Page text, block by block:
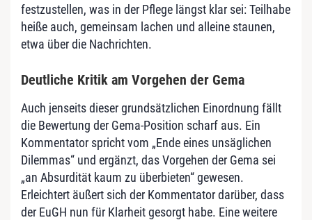
festzustellen, was in der Pflege längst klar sei: Teilhabe
heiße auch, gemeinsam lachen und alleine staunen,
etwa über die Nachrichten.
Deutliche Kritik am Vorgehen der Gema
Auch jenseits dieser grundsätzlichen Einordnung fällt
die Bewertung der Gema-Position scharf aus. Ein
Kommentator spricht vom „Ende eines unsäglichen
Dilemmas“ und ergänzt, das Vorgehen der Gema sei
„an Absurdität kaum zu überbieten“ gewesen.
Erleichtert äußert sich der Kommentator darüber, dass
der EuGH nun für Klarheit gesorgt habe. Eine weitere